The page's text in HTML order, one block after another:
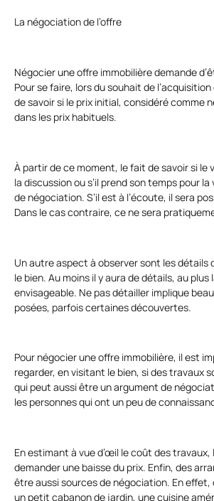
La négociation de l’offre
Négocier une offre immobilière demande
Pour se faire, lors du souhait de
de savoir si le prix initial, considéré comme
dans les prix habituels.
À partir de ce moment, le fait de savoir si le
la discussion ou s’il prend son temps pour
de négociation. S’il est à l’écoute, il sera
Dans le cas contraire, ce ne sera
Un autre aspect à observer sont les détails
le bien. Au moins il y aura de détails, au
envisageable. Ne pas détailler implique
posées, parfois certaines découvertes.
Pour négocier une offre immobilière, il est
regarder, en visitant le bien, si des travaux
qui peut aussi être un argument de
les personnes qui ont un peu de
En estimant à vue d’œil le coût des travaux,
demander une baisse du prix. Enfin, des
être aussi sources de négociation. En effet,
un petit cabanon de jardin, une cuisine